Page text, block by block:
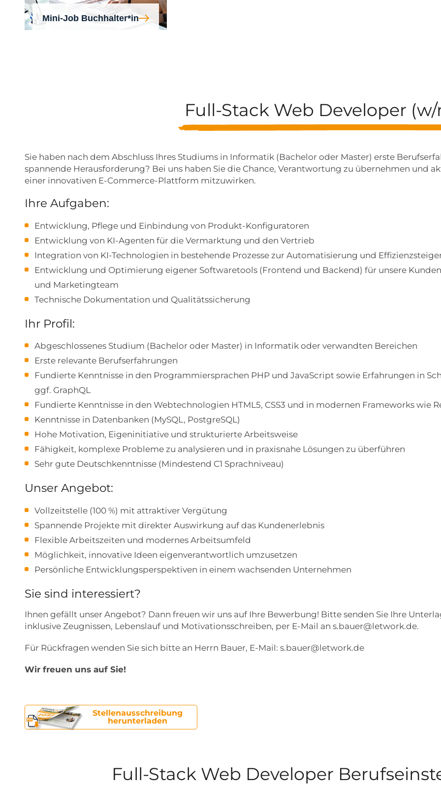
Mini-Job Buchhalter*in
Full-Stack Web Developer
Sie haben nach dem Abschluss Ihres Studiums in Informatik (Bachelor oder Master) erste
spannende Herausforderung? Bei uns haben Sie die Chance, Verantwortung zu übernehmen und
einer innovativen E-Commerce-Plattform mitzuwirken.
Ihre Aufgaben:
Entwicklung, Pflege und Einbindung von Produkt-Konfiguratoren
Entwicklung von KI-Agenten für die Vermarktung und den Vertrieb
Integration von KI-Technologien in bestehende Prozesse zur Automatisierung und
Entwicklung und Optimierung eigener Softwaretools (Frontend und Backend) für unsere
und Marketingteam
Technische Dokumentation und Qualitätssicherung
Ihr Profil:
Abgeschlossenes Studium (Bachelor oder Master) in Informatik oder verwandten Bereichen
Erste relevante Berufserfahrungen
Fundierte Kenntnisse in den Programmiersprachen PHP und JavaScript sowie Erfahrungen in
ggf. GraphQL
Fundierte Kenntnisse in den Webtechnologien HTML5, CSS3 und in modernen Frameworks wie
Kenntnisse in Datenbanken (MySQL, PostgreSQL)
Hohe Motivation, Eigeninitiative und strukturierte Arbeitsweise
Fähigkeit, komplexe Probleme zu analysieren und in praxisnahe Lösungen zu überführen
Sehr gute Deutschkenntnisse (Mindestend C1 Sprachniveau)
Unser Angebot:
Vollzeitstelle (100 %) mit attraktiver Vergütung
Spannende Projekte mit direkter Auswirkung auf das Kundenerlebnis
Flexible Arbeitszeiten und modernes Arbeitsumfeld
Möglichkeit, innovative Ideen eigenverantwortlich umzusetzen
Persönliche Entwicklungsperspektiven in einem wachsenden Unternehmen
Sie sind interessiert?
Ihnen gefällt unser Angebot? Dann freuen wir uns auf Ihre Bewerbung! Bitte senden Sie Ihre
inklusive Zeugnissen, Lebenslauf und Motivationsschreiben, per E-Mail an s.bauer@letwork.de.
Für Rückfragen wenden Sie sich bitte an Herrn Bauer, E-Mail: s.bauer@letwork.de
Wir freuen uns auf Sie!
Stellenausschreibung
herunterladen
Full-Stack Web Developer